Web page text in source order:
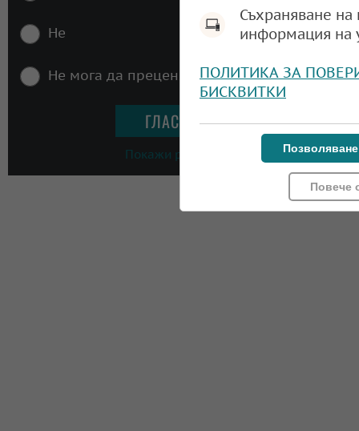
Не
Не мога да преценя
Покажи резултати
Съхраняване
информация на
ПОЛИТИКА ЗА
БИСКВИТКИ
Повече